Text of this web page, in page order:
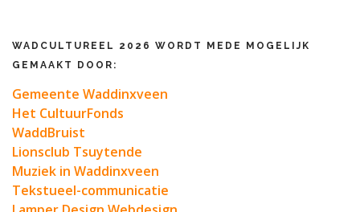
WADCULTUREEL 2026 WORDT MEDE MOGELIJK
GEMAAKT DOOR:
Gemeente Waddinxveen
Het CultuurFonds
WaddBruist
Lionsclub Tsuytende
Muziek in Waddinxveen
Tekstueel-communicatie